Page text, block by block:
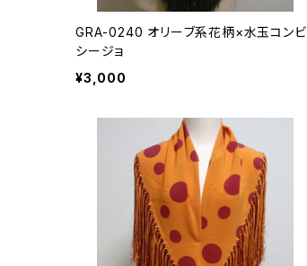
GRA-0240 オリーブ系花柄×水玉コンビ
シージョ
¥3,000